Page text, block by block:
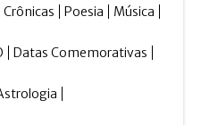
Poesia Música
Datas Comemorativas